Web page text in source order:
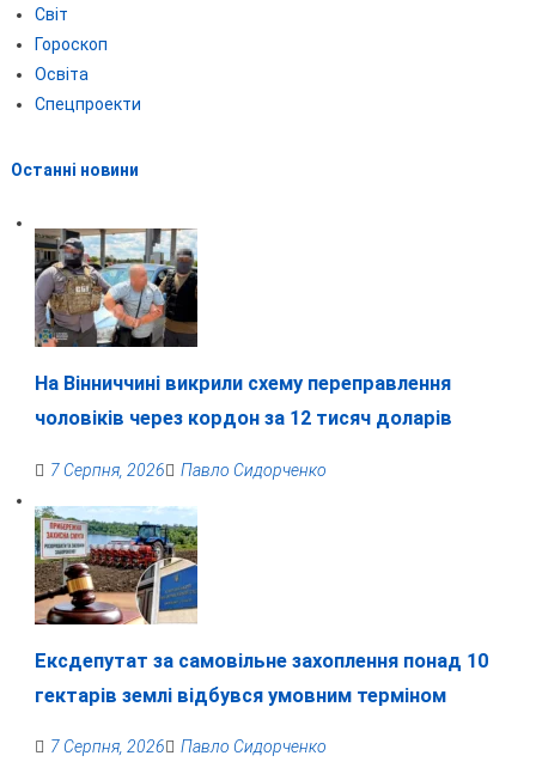
Світ
Гороскоп
Освіта
Спецпроекти
Останні новини
На Вінниччині викрили схему переправлення
чоловіків через кордон за 12 тисяч доларів
7 Серпня, 2026 Павло Сидорченко
Ексдепутат за самовільне захоплення понад 10
гектарів землі відбувся умовним терміном
7 Серпня, 2026 Павло Сидорченко